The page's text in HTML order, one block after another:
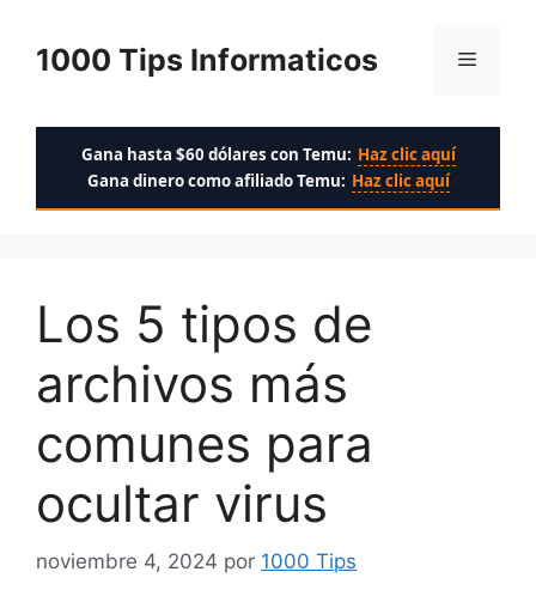
contenido
1000 Tips Informaticos Menú
Gana hasta $60 dólares con Temu: Haz clic aquí
Gana dinero como afiliado Temu: Haz clic aquí
Los 5 tipos de
archivos más
comunes para
ocultar virus
noviembre 4, 2024 por 1000 Tips